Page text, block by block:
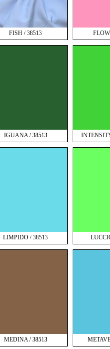
FISH / 38513
IGUANA / 38513
LIMPIDO / 38513
MEDINA / 38513